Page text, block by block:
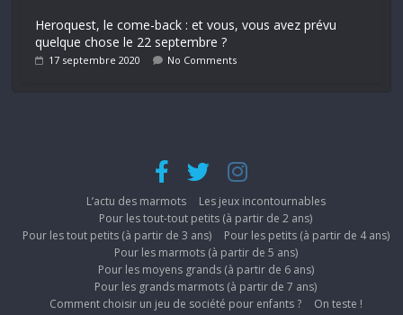
Heroquest, le come-back : et vous, vous avez prévu
quelque chose le 22 septembre ?
17 septembre 2020 No Comments
L’actu des marmots
Les jeux incontournables
Pour les tout-tout petits (à partir de 2 ans)
Pour les tout petits (à partir de 3 ans)
Pour les petits (à partir de 4 ans)
Pour les marmots (à partir de 5 ans)
Pour les moyens grands (à partir de 6 ans)
Pour les grands marmots (à partir de 7 ans)
Comment choisir un jeu de société pour enfants ?
On teste !